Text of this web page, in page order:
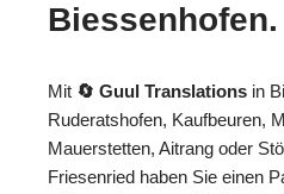
Biessenhofen.
Mit 🔄 Guul Translations in
Ruderatshofen, Kaufbeuren,
Mauerstetten, Aitrang oder
Friesenried haben Sie einen